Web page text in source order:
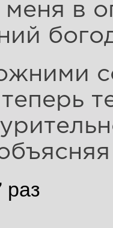
меня в
раз